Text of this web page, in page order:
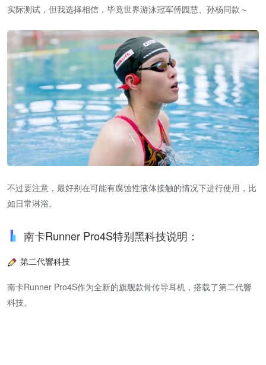
实际测试，但我选择相信，毕竟世界游泳冠军傅园慧、孙杨同款～
不过要注意，最好别在可能有腐蚀性液体接触的情况下进行使用，比
如日常淋浴。
南卡Runner Pro4S特别黑科技说明：
第二代響科技
南卡Runner Pro4S作为全新的旗舰款骨传导耳机，搭载了第二代響
科技。